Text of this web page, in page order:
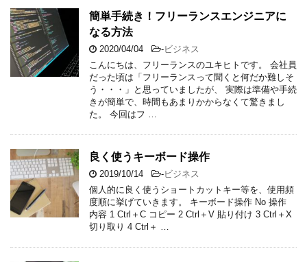
簡単手続き！フリーランスエンジニアに
なる方法
2020/04/04 -ビジネス
こんにちは、フリーランスのユキヒトです。 会社員
だった頃は「フリーランスって聞くと何だか難しそ
う・・・」と思っていましたが、 実際は準備や手続
きが簡単で、時間もあまりかからなくて驚きまし
た。 今回はフ …
良く使うキーボード操作
2019/10/14 -ビジネス
個人的に良く使うショートカットキー等を、使用頻
度順に挙げていきます。 キーボード操作 No 操作
内容 1 Ctrl＋C コピー 2 Ctrl＋V 貼り付け 3 Ctrl＋X
切り取り 4 Ctrl＋ …